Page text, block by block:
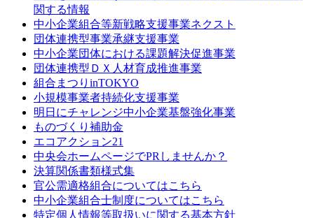
関する情報
中小企業組合等新戦略支援事業ネクスト
団体連携型事業承継支援事業
中小企業団体における課題解決促進事業
団体連携型ＤＸ人材育成推進事業
組合まつりinTOKYO
小規模事業者持続化支援事業
明日にチャレンジ中小企業基盤強化事業
ものづくり補助金
エコアクション21
中央会ホームページでPRしませんか？
決算関係書類様式集
官公需適格組合についてはこちら
中小企業組合士制度についてはこちら
特定個人情報等取扱いに関する基本方針